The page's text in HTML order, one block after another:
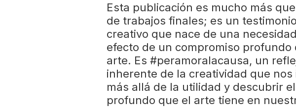
Esta publicación es mucho más
de trabajos finales; es un
creativo que nace de una
efecto de un compromiso profundo
arte. Es #peramoralacausa, un
inherente de la creatividad que
más allá de la utilidad y descubrir
profundo que el arte tiene en